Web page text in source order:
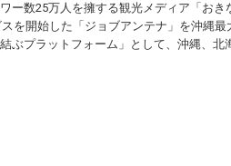
ー数25万⼈を擁する観光メディア「お
を開始した「ジョブアンテナ」を沖縄最
ぶプラットフォーム」として、沖縄、